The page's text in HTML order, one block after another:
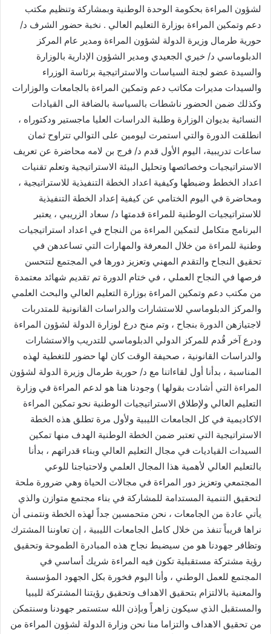
لشؤون المراءة بحكومة الوحدة الوطنية وبمشاركة وتنظيم مكتب
دعم وتمكين المراءة بوزارة التعليم العالي . نخبة حضور الشرف د/
حورية طرمال وزيرة الدولة لشؤون المراءة ومدير عام المركز
الدبلوماسي د/ خيري الجعيدي ومدير الشؤون الإدارية بالوزارة
والسيدة عضو لجنة السياسات والاستراتيجية برئاسة الوزراء
والسيدات مديرات مكاتب دعم وتمكين المراءة بالجامعات والوزارات
وكذلك ضمن الحضور ناشطات بالسياسة بالضافة الى القيادات
النسائية بديوان الوزارة وطلبة الدراسات العليا ماجستير ودكتوراه ،
انطلقت الدورة والتي استمرت ليومين على التوالي تتراوح ثمان
ساعات تدريبية، اليوم الأول قدم د/ فرج بن لامه محاضرة عن تعريف
الاستراتيجيات وخصائصها وتحليل البيئة الاستراتيجية وتعلم تقنيات
اعداد الخطط وضبطها وكيفية اعداد الخطة التنفيذية للاستراتيجية ،
ومحاضرة في اليوم الختامي عن كيفية إعداد الخطة التنفيذية
للاستراتيجيات الوطنية للمراءة قدمتها د/ سعاد الزريبي ، يعتبر
البرنامج متكامل لتمكين المراءة من النجاح في اعداد استراتيجيات
وطنية للمراءة من خلال المعرفة والمهارات التي تساعدهن في
تحقيق النجاح والتقدم المهني وتعزيز دورها في المجتمع لتتحسن
فرصها في النجاح العملي ، في ختام الدورة تم تقديم شهائد معتمدة
من مكتب دعم وتمكين المراءة بوزارة التعليم العالي والبحث العلمي
والمركز الدبلوماسي للاستشارات والدراسات القانونية للمتدربات
لاجتيازهن الدورة بنجاح ، وتم منح درع لوزارة الدولة لشؤون المراءة
ودرع آخر قُدم للمركز الدولي الدبلوماسي للتدريب والاستشارات
والدراسات القانونية ، صحيفة الوقت كان لها حضور للتغطية لهذه
المناسبة ، بدأنا أول لقاءاتنا مع د/ حورية طرمال وزيرة الدولة لشؤون
المراءة التي أشادت بقولها ) وجودنا هنا هو لدعم المراءة في وزارة
التعليم العالي ولإطلاق الاستراتيجيات الوطنية نحو تمكين المراءة
الاكاديمية في كل الجامعات الليبية ولأول مرة تطلق هذه الخطة
الاستراتيجية التي تعتبر ضمن الخطة الوطنية الهدف منها تمكين
السيدات القياديات في مجال التعليم العالي وبناء قدراتهم ، بدأنا
بالتعليم العالي لأهمية هذا المجال العلمي ولاحتياجنا للوعي
المجتمعي وتعزيز دور المراءة في مجالات الحياة وهي ضرورة ملحة
لتحقيق التنمية المستدامة للمشاركة في بناء مجتمع متوازن والذي
يأتي عادة من الجامعات ، نحن متحمسين جداً لهذه الخطة ونتمنى أن
نراها قريباً تنفذ من خلال كامل الجامعات الليبية ، إن تعاوننا المشترك
وتظافر جهودنا هو من سيضبط نجاح هذه المبادرة الطموحة وتحقيق
رؤية مشتركة مستقبلية تكون فيه المراءة شريك أساسي في
المجتمع للعمل الوطني ، وأنا اليوم فخورة بكل الجهود المؤسسة
والمعنية بالالتزام بتحقيق الاهداف وتحقيق رؤيتنا المشتركة لليبيا
والمستقبل الذي سيكون زاهراً وبإذن الله ستستمر جهودنا وسنتمكن
من تحقيق الاهداف والتزاما منا نحن وزارة الدولة لشؤون المراءة من